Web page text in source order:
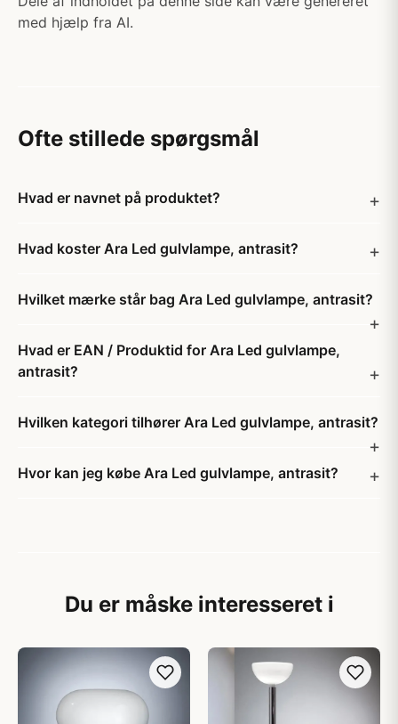
med hjælp fra AI.
Ofte stillede spørgsmål
Hvad er navnet på produktet?
Hvad koster Ara Led gulvlampe, antrasit?
Hvilket mærke står bag Ara Led gulvlampe, antrasit?
Hvad er EAN / Produktid for Ara Led gulvlampe,
antrasit?
Hvilken kategori tilhører Ara Led gulvlampe, antrasit?
Hvor kan jeg købe Ara Led gulvlampe, antrasit?
Du er måske interesseret i